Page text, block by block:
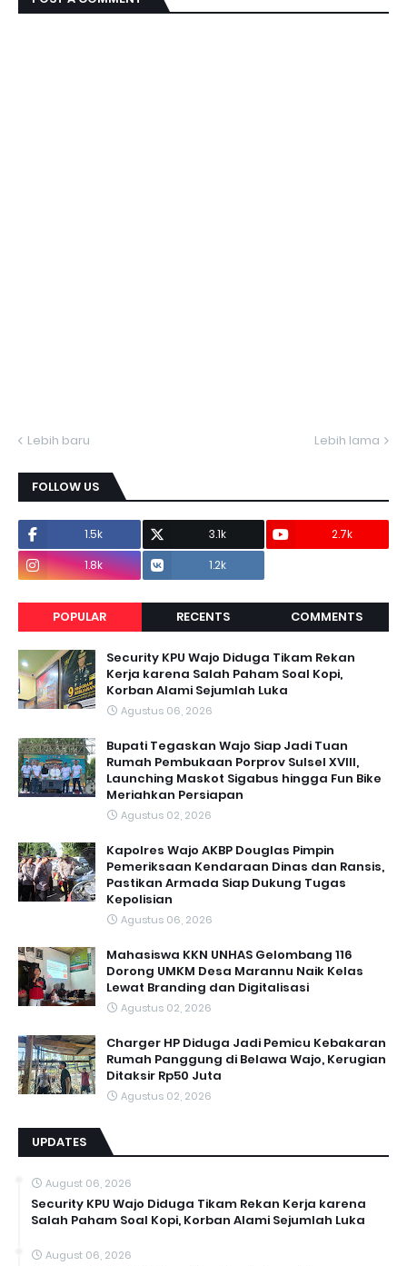
Lebih baru Lebih lama
FOLLOW US
1.5k 3.1k
2.7k
1.8k
1.2k
POPULAR RECENTS COMMENTS
Security KPU Wajo Diduga Tikam Rekan
Kerja karena Salah Paham Soal Kopi,
Korban Alami Sejumlah Luka
Agustus 06, 2026
Bupati Tegaskan Wajo Siap Jadi Tuan
Rumah Pembukaan Porprov Sulsel XVIII,
Launching Maskot Sigabus hingga Fun Bike
Meriahkan Persiapan
Agustus 02, 2026
Kapolres Wajo AKBP Douglas Pimpin
Pemeriksaan Kendaraan Dinas dan Ransis,
Pastikan Armada Siap Dukung Tugas
Kepolisian
Agustus 06, 2026
Mahasiswa KKN UNHAS Gelombang 116
Dorong UMKM Desa Marannu Naik Kelas
Lewat Branding dan Digitalisasi
Agustus 02, 2026
Charger HP Diduga Jadi Pemicu Kebakaran
Rumah Panggung di Belawa Wajo, Kerugian
Ditaksir Rp50 Juta
Agustus 02, 2026
UPDATES
August 06, 2026
Security KPU Wajo Diduga Tikam Rekan Kerja karena
Salah Paham Soal Kopi, Korban Alami Sejumlah Luka
August 06, 2026